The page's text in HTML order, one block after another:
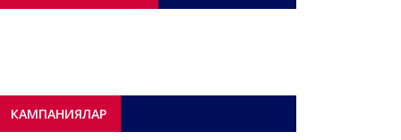
КАМПАНИЯЛАР